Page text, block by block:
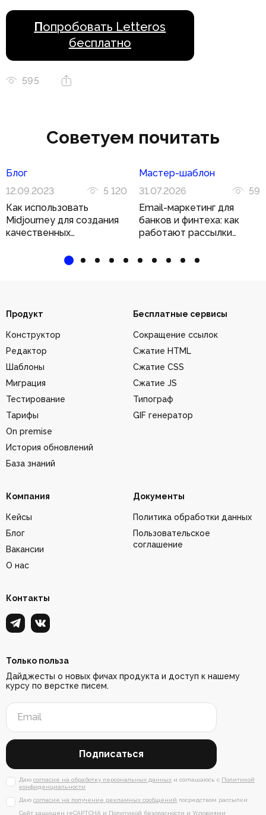
Попробовать Letteros
бесплатно
595
Советуем почитать
Блог
12.09.2023
5 120
Как использовать
Midjourney для создания
качественных
Мастер-шаблон
31.07.2026
59
Email-маркетинг для
банков и финтеха: как
работают рассылки
Продукт
Конструктор
Редактор
Шаблоны
Миграция
Тестирование
Тарифы
On premise
История обновлений
База знаний
Бесплатные сервисы
Сокращение ссылок
Сжатие HTML
Сжатие CSS
Сжатие JS
Типограф
GIF генератор
Компания
Кейсы
Блог
Вакансии
О нас
Документы
Политика обработки данных
Пользовательское
соглашение
Контакты
Только польза
Дайджесты о новых фичах продукта и доступ к нашему
курсу по верстке писем.
Подписаться
Даю согласие на обработку персональных данных и соглашаюсь с Политикой
конфиденциальности
Даю согласие на получение рекламных сообщений посредством рассылки
Сайт защищен reCAPTCHA и Политикой безопасности и Условиями